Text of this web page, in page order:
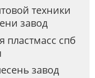
техники
завод
пластмасс спб
завод